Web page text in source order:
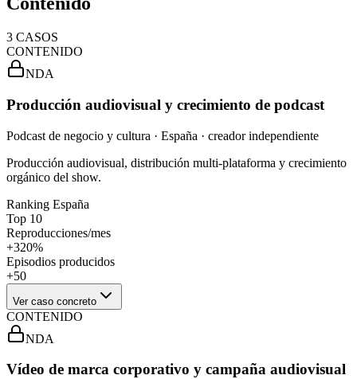
3 CASOS
CONTENIDO
NDA
Producción audiovisual y crecimiento de podcast
Podcast de negocio y cultura · España · creador independiente
Producción audiovisual, distribución multi-plataforma y crecimiento
orgánico del show.
Ranking España
Top 10
Reproducciones/mes
+320%
Episodios producidos
+50
Ver caso concreto
CONTENIDO
NDA
Vídeo de marca corporativo y campaña audiovisual